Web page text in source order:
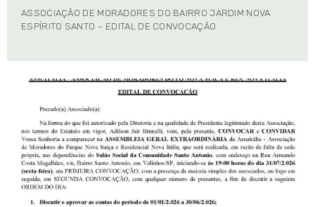
ASSOCIAÇÃO DE MORADORES DO BAIRRO JARDIM NOVA
ESPÍRITO SANTO – EDITAL DE CONVOCAÇÃO